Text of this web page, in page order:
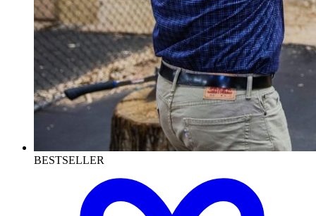
BESTSELLER